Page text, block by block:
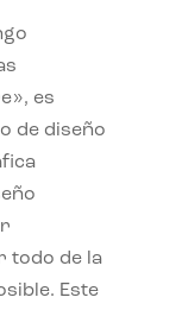
es
de diseño
todo de la
Este